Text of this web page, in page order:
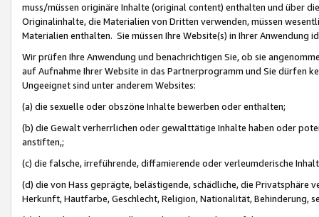
muss/müssen originäre Inhalte (original content) enthalten und über
Originalinhalte, die Materialien von Dritten verwenden, müssen
Materialien enthalten. Sie müssen Ihre Website(s) in Ihrer Anwendung
Wir prüfen Ihre Anwendung und benachrichtigen Sie, ob sie
auf Aufnahme Ihrer Website in das Partnerprogramm und Sie dürfen
Ungeeignet sind unter anderem Websites:
(a) die sexuelle oder obszöne Inhalte bewerben oder enthalten;
(b) die Gewalt verherrlichen oder gewalttätige Inhalte haben oder
anstiften,;
(c) die falsche, irreführende, diffamierende oder verleumderische
(d) die von Hass geprägte, belästigende, schädliche, die Privatsphäre
Herkunft, Hautfarbe, Geschlecht, Religion, Nationalität, Behinderung,